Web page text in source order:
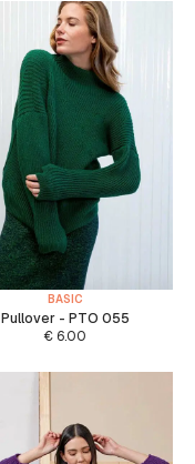
BASIC
Pullover - PTO 055
€ 6.00